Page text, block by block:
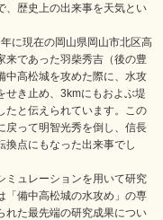
、歴史上の出来事を天気とい
に現在の岡山県岡山市北区高
来であった羽柴秀吉（後の豊
中高松城を攻めた際に、水攻
せき止め、3kmにもおよぶ堤
たと伝えられています。この
戻って明智光秀を倒し、信長
換点にもなった出来事でし
ミュレーションを用いて研究
「備中高松城の水攻め」の専
れた最先端の研究成果につい